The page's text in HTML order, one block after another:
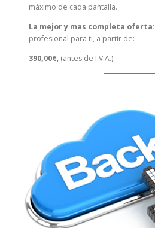
máximo de cada pantalla.
La mejor y mas completa oferta:
profesional para ti, a partir de:
390,00€, (antes de I.V.A.)